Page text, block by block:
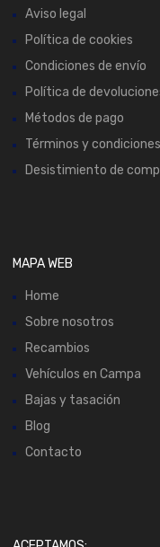
Aviso legal
Política de cookies
Condiciones de envío
Política de
Métodos de pago
Términos y
Desistimiento de
MAPA WEB
Home
Sobre nosotros
Recambios
Vehículos en Campa
Bajas y tasación
Blog
Contacto